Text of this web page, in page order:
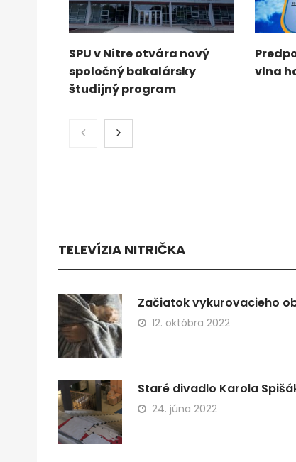
SPU v Nitre otvára nový
spoločný bakalársky
študijný program
vlna
TELEVÍZIA NITRIČKA
Začiatok vykurovacieho
12. októbra 2022
Staré divadlo Karola
24. júna 2022